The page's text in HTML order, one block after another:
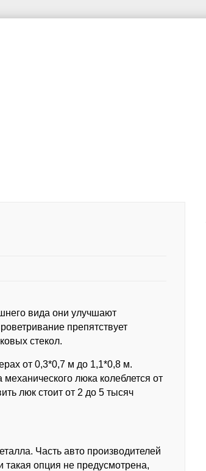
вида они улучшают
препятствует
стекол.
от 0,3*0,7 м до 1,1*0,8 м.
люка колеблется от
люк стоит от 2 до 5 тысяч
Часть авто производителей
такая опция не предусмотрена,